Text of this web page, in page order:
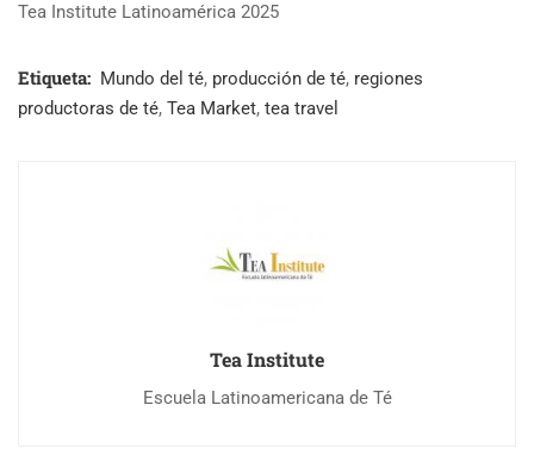
Tea Institute Latinoamérica 2025
Etiqueta: Mundo del té, producción de té, regiones
productoras de té, Tea Market, tea travel
Tea Institute
Escuela Latinoamericana de Té